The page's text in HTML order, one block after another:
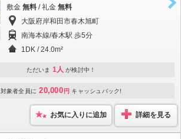
敷金 無料 / 礼金 無料
大阪府岸和田市春木旭町
南海本線/春木駅 歩5分
1DK / 24.0m²
ただいま 1人 が検討中！
対象者全員に 20,000 円 キャッシュバック!
お気に入りに追加 詳細を見る